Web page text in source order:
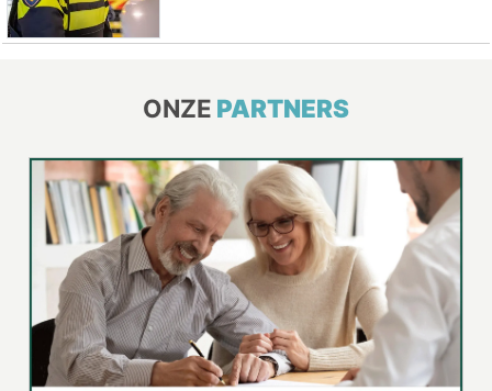
ONZE PARTNERS